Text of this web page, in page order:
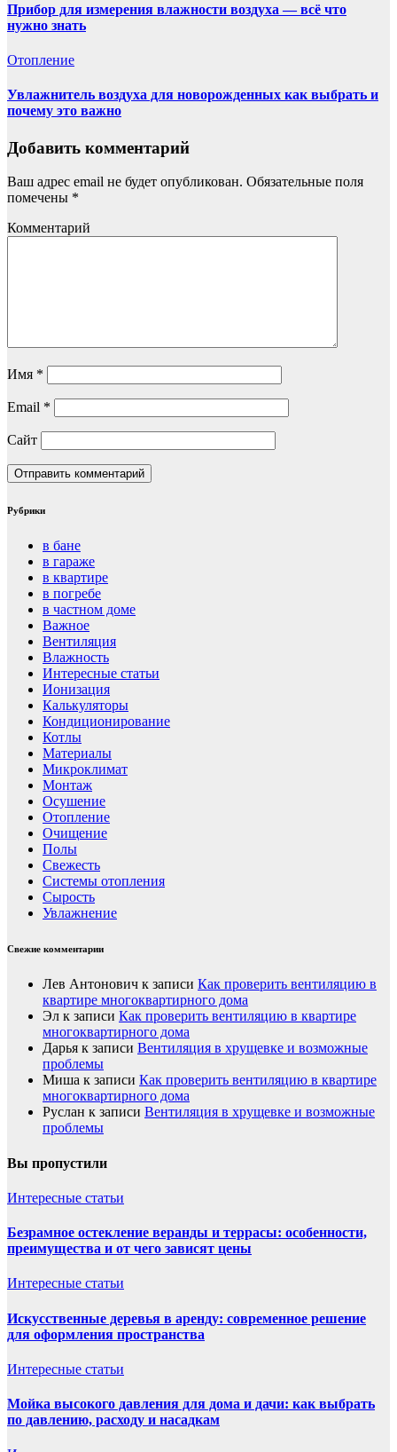
Прибор для измерения влажности воздуха — всё что
нужно знать
Отопление
Увлажнитель воздуха для новорожденных как выбрать и
почему это важно
Добавить комментарий
Ваш адрес email не будет опубликован. Обязательные поля
помечены *
Комментарий
Имя *
Email *
Сайт
Рубрики
в бане
в гараже
в квартире
в погребе
в частном доме
Важное
Вентиляция
Влажность
Интересные статьи
Ионизация
Калькуляторы
Кондиционирование
Котлы
Материалы
Микроклимат
Монтаж
Осушение
Отопление
Очищение
Полы
Свежесть
Системы отопления
Сырость
Увлажнение
Свежие комментарии
Лев Антонович к записи Как проверить вентиляцию в
квартире многоквартирного дома
Эл к записи Как проверить вентиляцию в квартире
многоквартирного дома
Дарья к записи Вентиляция в хрущевке и возможные
проблемы
Миша к записи Как проверить вентиляцию в квартире
многоквартирного дома
Руслан к записи Вентиляция в хрущевке и возможные
проблемы
Вы пропустили
Интересные статьи
Безрамное остекление веранды и террасы: особенности,
преимущества и от чего зависят цены
Интересные статьи
Искусственные деревья в аренду: современное решение
для оформления пространства
Интересные статьи
Мойка высокого давления для дома и дачи: как выбрать
по давлению, расходу и насадкам